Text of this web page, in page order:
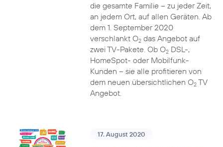
die gesamte Familie – zu jeder Zeit,
an jedem Ort, auf allen Geräten. Ab
dem 1. September 2020
verschlankt O2das Angebot auf
zwei TV-Pakete. Ob O2DSL-,
HomeSpot- oder Mobilfunk-
Kunden – sie alle profitieren von
dem neuen übersichtlichen O2TV
Angebot.
17. August 2020